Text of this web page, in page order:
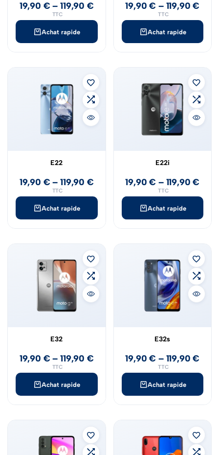
Achat rapide
19,90 € –119,90 €
TTC
Achat rapide
19,90€ – 119,90€
TTC
Achat rapide
E22
19,90 € –119,90 €
TTC
Achat rapide
E22i
19,90€ – 119,90€
TTC
Achat rapide
E32
19,90 € –119,90 €
TTC
Achat rapide
E32s
19,90€ – 119,90€
TTC